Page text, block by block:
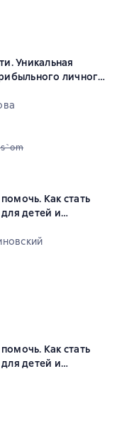
Уникальная
личного
основе 3 оценок
Как стать
детей и
основе 0 оценок
Как стать
детей и
основе 2 оценок